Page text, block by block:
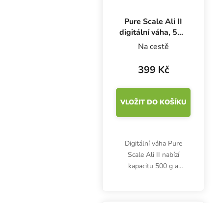
Pure Scale Ali II
digitální váha, 500
g x 0.1 g
Na cestě
399 Kč
VLOŽIT DO KOŠÍKU
Digitální váha Pure
Scale Ali II nabízí
kapacitu 500 g a